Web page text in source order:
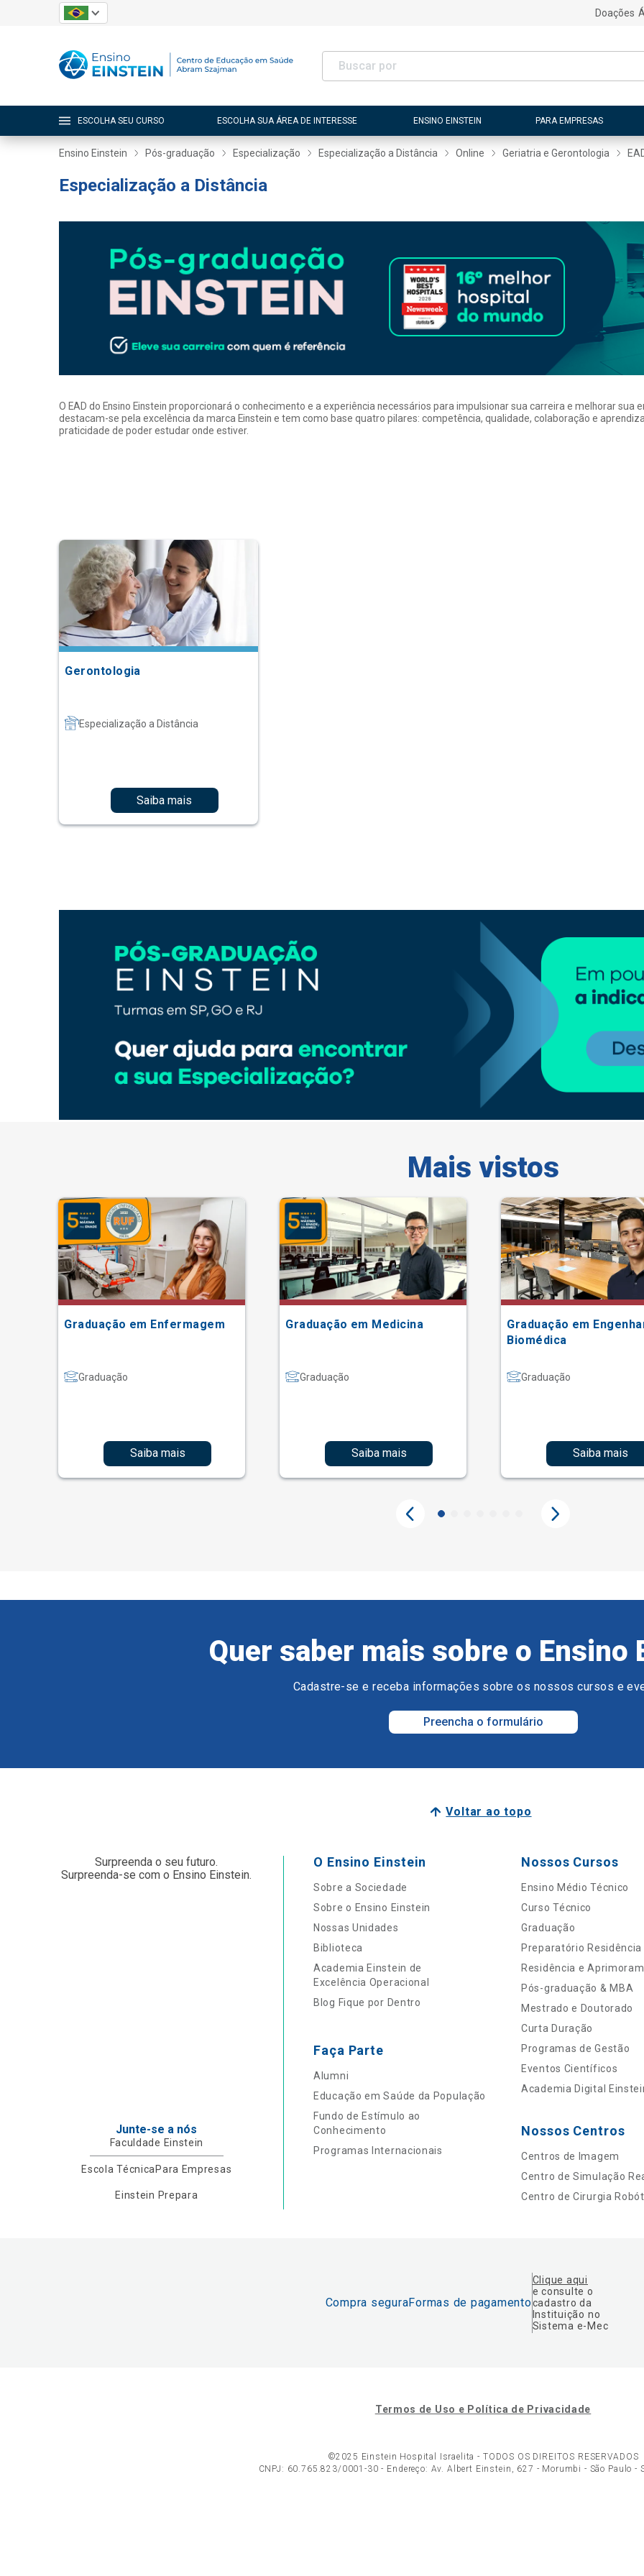
Doações
ESCOLHA SEU CURSO ESCOLHA SUA ÁREA DE INTERESSE ENSINO EINSTEIN PARA EMPRESAS
Ensino Einstein Pós-graduação Especialização Especialização a Distância Online Geriatria e Gerontologia
Especialização a Distância
O EAD do Ensino Einstein proporcionará o conhecimento e a experiência necessários para impulsionar sua carreira e melhorar
destacam-se pela excelência da marca Einstein e tem como base quatro pilares: competência, qualidade, colaboração e
praticidade de poder estudar onde estiver.
Gerontologia
Especialização a Distância
Saiba mais
Mais vistos
Graduação em Enfermagem
Graduação
Saiba mais
Graduação em Medicina
Graduação
Saiba mais
Graduação em
Biomédica
Graduação
Saiba mais
Quer saber mais sobre o Ensino
Cadastre-se e receba informações sobre os nossos cursos e
Preencha o formulário
Voltar ao topo
Surpreenda o seu futuro.
Surpreenda-se com o Ensino Einstein.
Junte-se a nós
Faculdade Einstein
Escola TécnicaPara Empresas
Einstein Prepara
O Ensino Einstein
Sobre a Sociedade
Sobre o Ensino Einstein
Nossas Unidades
Biblioteca
Academia Einstein de
Excelência Operacional
Blog Fique por Dentro
Faça Parte
Alumni
Educação em Saúde da População
Fundo de Estímulo ao
Conhecimento
Programas Internacionais
Nossos Cursos
Ensino Médio Técnico
Curso Técnico
Graduação
Preparatório Residência
Residência e
Pós-graduação & MBA
Mestrado e Doutorado
Curta Duração
Programas de Gestão
Eventos Científicos
Academia Digital
Nossos Centros
Centros de Imagem
Centro de Simulação
Centro de Cirurgia
Compra seguraFormas de pagamento
Clique aqui
e consulte o
cadastro da
Instituição no
Sistema e-Mec
Termos de Uso e Política de Privacidade
©2025 Einstein Hospital Israelita - TODOS OS DIREITOS RESERVADOS
CNPJ: 60.765.823/0001-30 - Endereço: Av. Albert Einstein, 627 - Morumbi - São Paulo -